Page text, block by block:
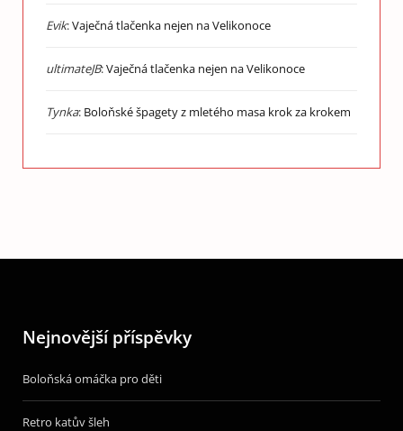
Evik:Vaječná tlačenka nejen na Velikonoce
ultimateJB:Vaječná tlačenka nejen na Velikonoce
Tynka: Boloňské špagety z mletého masa krok za krokem
Nejnovější příspěvky
Boloňská omáčka pro děti
Retro katův šleh